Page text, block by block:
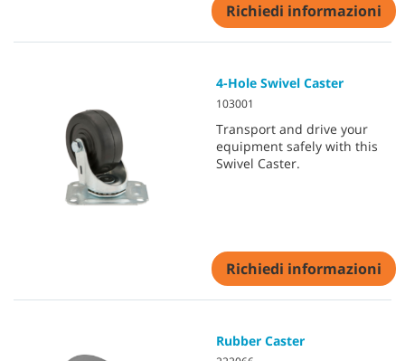
Richiedi informazioni
4-Hole Swivel Caster
103001
Transport and drive your
equipment safely with this
Swivel Caster.
Richiedi informazioni
Rubber Caster